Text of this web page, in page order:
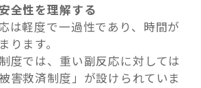
性を理解する
は軽度で一過性であり、時間が
ります。
度では、重い副反応に対しては
害救済制度」が設けられていま